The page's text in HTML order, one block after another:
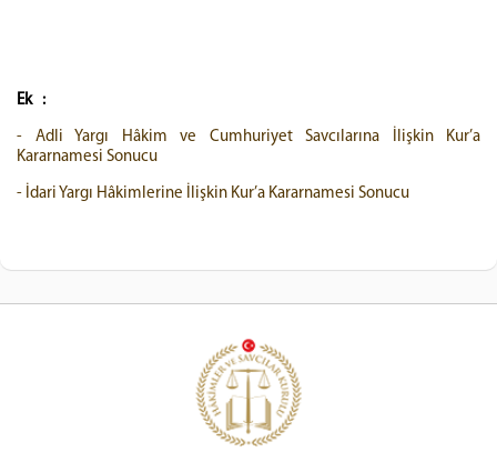
Ek :
- Adli Yargı Hâkim ve Cumhuriyet Savcılarına İlişkin Kur’a
Kararnamesi Sonucu
- İdari Yargı Hâkimlerine İlişkin Kur’a Kararnamesi Sonucu